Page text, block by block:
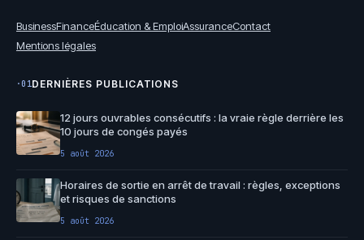
BusinessFinanceÉducation & EmploiAssuranceContact
Mentions légales
·01DERNIÈRES PUBLICATIONS
12 jours ouvrables consécutifs : la vraie règle derrière les
10 jours de congés payés
5 août 2026
Horaires de sortie en arrêt de travail : règles, exceptions
et risques de sanctions
5 août 2026